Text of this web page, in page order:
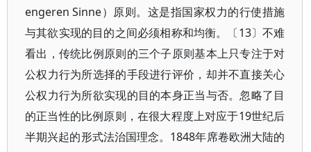
engeren Sinne）原则。这是指国家权力的行使措施
与其欲实现的目的之间必须相称和均衡。〔13〕不难
看出，传统比例原则的三个子原则基本上只专注于对
公权力行为所选择的手段进行评价，却并不直接关心
公权力行为所欲实现的目的本身正当与否。忽略了目
的正当性的比例原则，在很大程度上对应于19世纪后
半期兴起的形式法治国理念。1848年席卷欧洲大陆的